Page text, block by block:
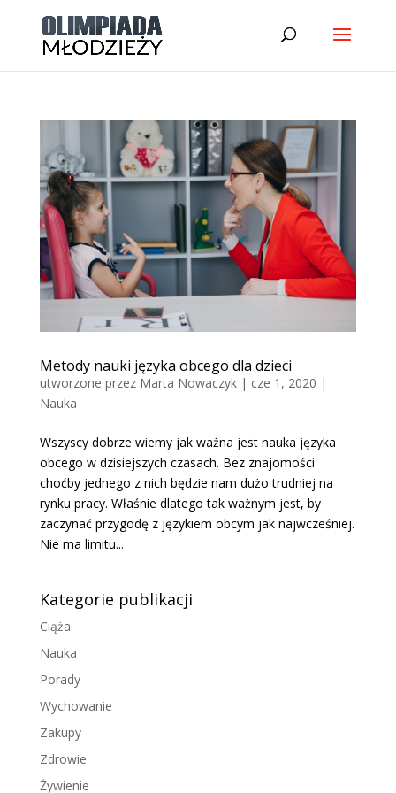
Metody nauki języka obcego dla dzieci
utworzone przez Marta Nowaczyk| cze 1, 2020 |
Nauka
Wszyscy dobrze wiemy jak ważna jest nauka języka
obcego w dzisiejszych czasach. Bez znajomości
choćby jednego z nich będzie nam dużo trudniej na
rynku pracy. Właśnie dlatego tak ważnym jest, by
zaczynać przygodę z językiem obcym jak najwcześniej.
Nie ma limitu...
Kategorie publikacji
Ciąża
Nauka
Porady
Wychowanie
Zakupy
Zdrowie
Żywienie